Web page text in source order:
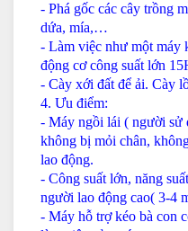
- Phá gốc các cây trồng
dứa, mía,…
- Làm việc như một máy
động cơ công suất lớn
- Cày xới đất để ải. Cày
4. Ưu điểm:
- Máy ngồi lái ( người sử
không bị mỏi chân,
lao động.
- Công suất lớn, năng
người lao động cao( 3-4
- Máy hỗ trợ kéo bà con